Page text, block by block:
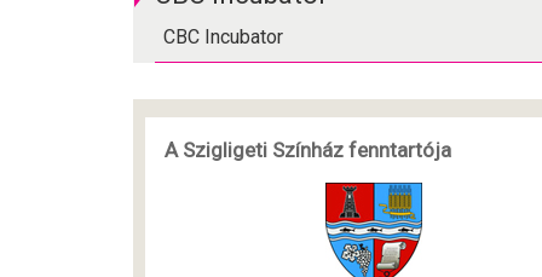
CBC Incubator
A Szigligeti Színház fenntartója